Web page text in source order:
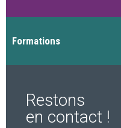
Formations
Restons
en contact !